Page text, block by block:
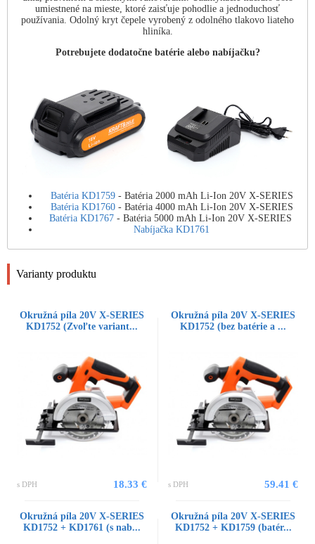
umiestnené na mieste, ktoré zaisťuje pohodlie a jednoduchosť
používania. Odolný kryt čepele vyrobený z odolného tlakovo liateho
hliníka.
Potrebujete dodatočne batérie alebo nabíjačku?
Batéria KD1759- Batéria 2000 mAh Li-Ion 20V X-SERIES
Batéria KD1760- Batéria 4000 mAh Li-Ion 20V X-SERIES
Batéria KD1767- Batéria 5000 mAh Li-Ion 20V X-SERIES
Nabíjačka KD1761
Varianty produktu
Okružná píla 20V X-SERIES
KD1752 (Zvoľte variant...
s DPH 18.33 €
Okružná píla 20V X-SERIES
KD1752 (bez batérie a ...
s DPH 59.41 €
Okružná píla 20V X-SERIES
KD1752 + KD1761 (s nab...
Okružná píla 20V X-SERIES
KD1752 + KD1759 (batér...